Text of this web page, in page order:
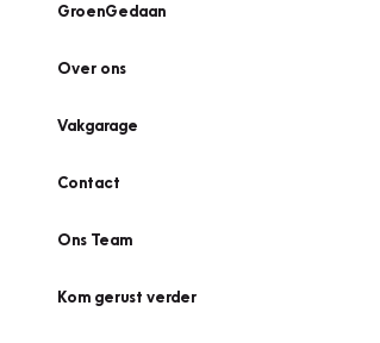
GroenGedaan
Over ons
Vakgarage
Contact
Ons Team
Kom gerust verder